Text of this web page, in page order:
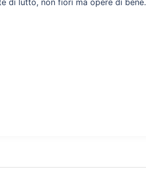
di lutto, non fiori ma opere di bene.